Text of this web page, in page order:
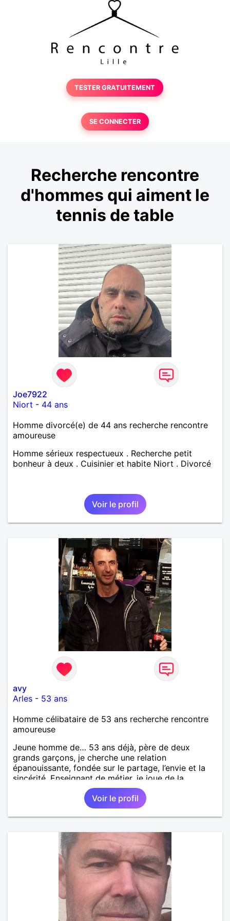
TESTER GRATUITEMENT
SE CONNECTER
Recherche rencontre
d'hommes qui aiment le
tennis de table
Joe7922
Niort - 44 ans
Homme divorcé(e) de 44 ans recherche rencontre
amoureuse
Homme sérieux respectueux . Recherche petit
bonheur à deux . Cuisinier et habite Niort . Divorcé
Voir le profil
avy
Arles - 53 ans
Homme célibataire de 53 ans recherche rencontre
amoureuse
Jeune homme de… 53 ans déjà, père de deux
grands garçons, je cherche une relation
épanouissante, fondée sur le partage, l’envie et la
sincérité. Enseignant de métier, je joue de la
musique (dans des groupes), et, dans le désordre,
j’aime : – rire et bien manger (avec des invités tout
comme en tête-à-tête) – le volley, les sports de
raquette - la plage et le soleil – Bob Dylan,
Pierre Bacri, Stephen King, Oasis, les films de Tim
Burton, d’Hitchcock ou des frères Coen ; entre
autres - partir ensemble, de temps en temps, avec
ou sans enfants ; puis revenir Enfin, je précise que je
suis juif (non pratiquant), car je sais que pour
certains, hélas, c’est un obstacle… À bientôt peut-
Voir le profil